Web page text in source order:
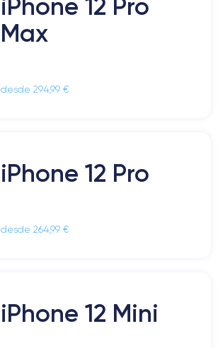
Max
desde 294,99 €
iPhone 12 Pro
desde 264,99 €
iPhone 12 Mini